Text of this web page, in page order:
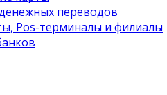
переводов
Pos-терминалы и филиалы